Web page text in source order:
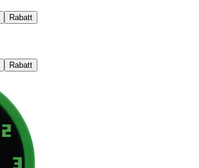
Rabatt
Rabatt